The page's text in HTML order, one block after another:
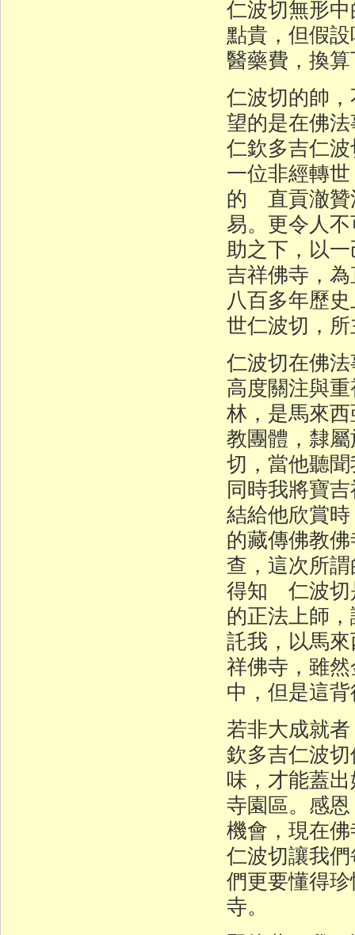
仁波切無形
點貴，但假
醫藥費，換
仁波切的帥
望的是在佛
仁欽多吉仁
一位非經轉
的 直貢澈贊
易。更令人
助之下，以
吉祥佛寺，
八百多年歷
世仁波切，
仁波切在佛
高度關注與
林，是馬來
教團體，隸
切，當他聽
同時我將寶
結給他欣賞
的藏傳佛教
查，這次所
得知 仁波切
的正法上師
託我，以馬
祥佛寺，雖
中，但是這
若非大成就
欽多吉仁波
味，才能蓋
寺園區。感
機會，現在
仁波切讓我
們更要懂得
寺。